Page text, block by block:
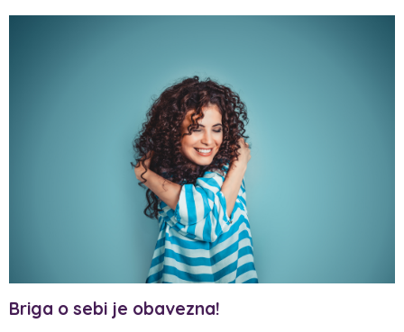
Briga o sebi je obavezna!